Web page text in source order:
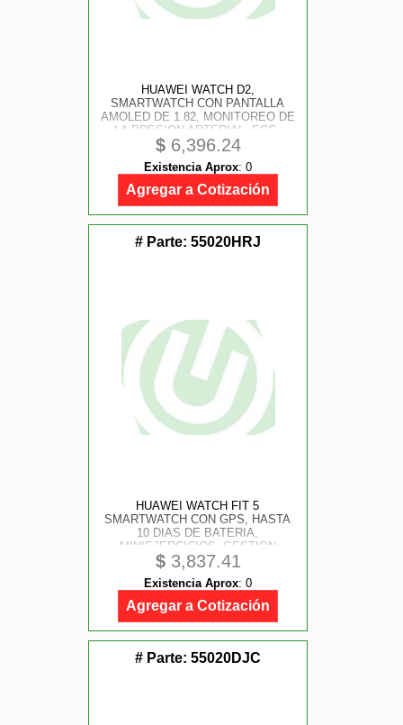
HUAWEI WATCH D2,
SMARTWATCH CON PANTALLA
AMOLED DE 1.82, MONITOREO DE
LA PRESION ARTERIAL, ECG,
EXHAUSTIVA DEL SUENO, SPO2,
ASISTENCIA SANITARIA
FAMILIAR, LLAMADAS, GPS, IOS
Y ANDROID, COLOR NEGRO
$6,396.24
Existencia Aprox: 0
Agregar a Cotización
# Parte: 55020HRJ
HUAWEI WATCH FIT 5
SMARTWATCH CON GPS, HASTA
10 DIAS DE BATERIA,
MINIEJERCICIOS, GESTION
AVANZADA DE LA SALUD,
MONITOR DE FRECUENCIA
CARDIACA, SPO2, PARA
HOMBRES Y MUJERES, IOS Y
ANDROID, MORADO
$3,837.41
Existencia Aprox: 0
Agregar a Cotización
# Parte: 55020DJC